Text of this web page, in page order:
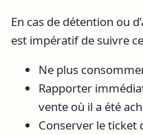
En cas de détention ou
est impératif de suivre
Ne plus
Rapporter
vente où il a été
Conserver le ticket